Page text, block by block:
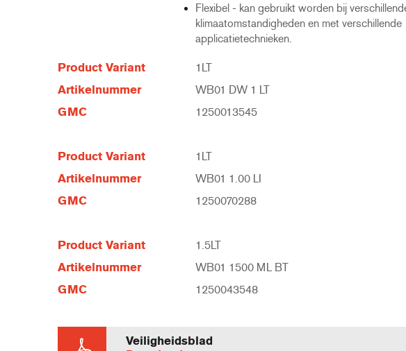
Flexibel - kan gebruikt worden bij
klimaatomstandigheden en met verschillende
applicatietechnieken.
Product Variant 1LT
Artikelnummer WB01 DW 1 LT
GMC 1250013545
Product Variant 1LT
Artikelnummer WB01 1.00 LI
GMC 1250070288
Product Variant 1.5LT
Artikelnummer WB01 1500 ML BT
GMC 1250043548
Veiligheidsblad